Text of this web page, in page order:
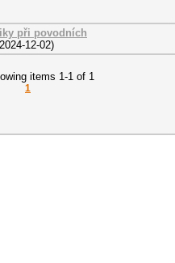
při povodních
2024-12-02)
items 1-1 of 1
1